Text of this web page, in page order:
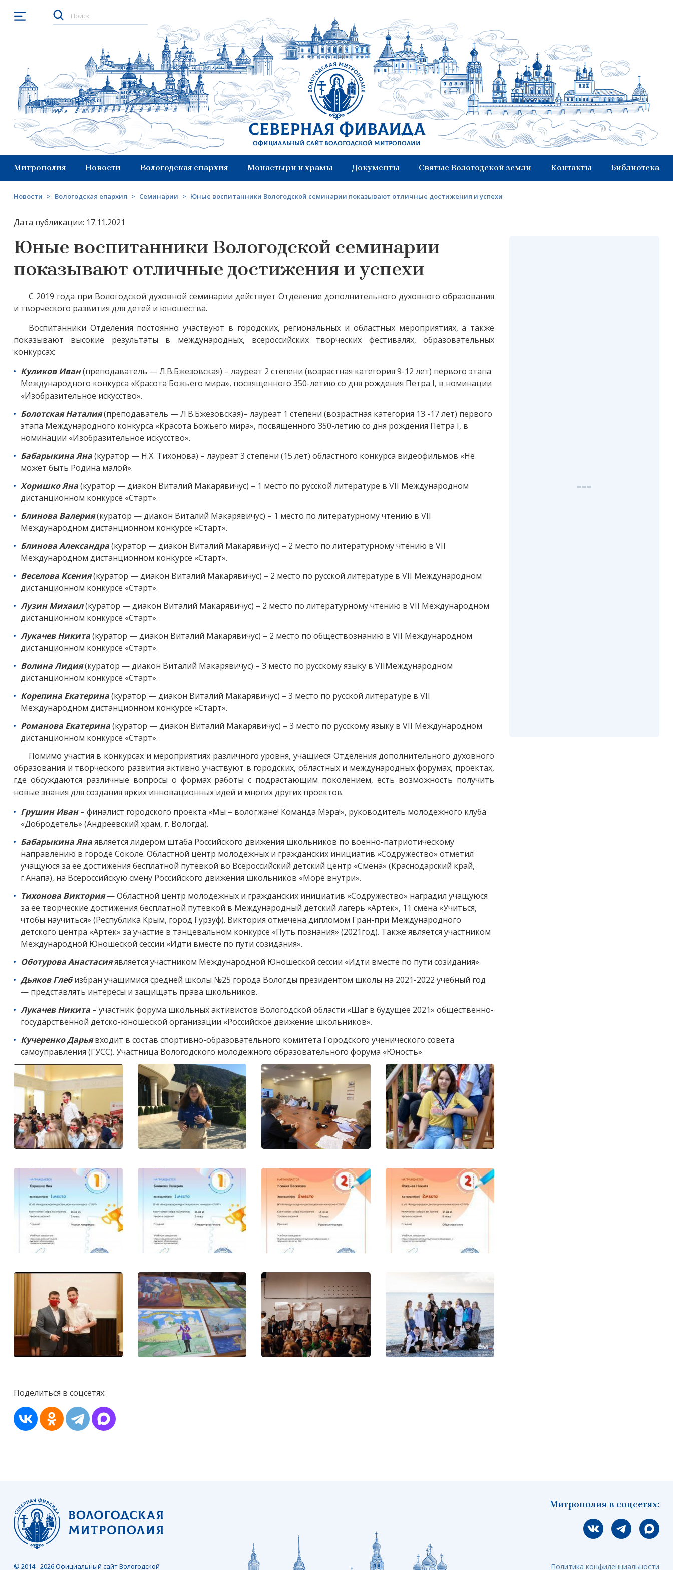
Открыть меню
Северная Фиваида
Официальный сайт Вологодской митрополии
Митрополия Новости Вологодская епархия Монастыри и храмы Документы Святые Вологодской земли Контакты Библиотека
Новости > Вологодская епархия > Семинарии > Юные воспитанники Вологодской семинарии показывают отличные достижения и успехи
Дата публикации: 17.11.2021
Юные воспитанники Вологодской семинарии
показывают отличные достижения и успехи
С 2019 года при Вологодской духовной семинарии действует Отделение дополнительного духовного образования
и творческого развития для детей и юношества.
Воспитанники Отделения постоянно участвуют в городских, региональных и областных мероприятиях, а также
показывают высокие результаты в международных, всероссийских творческих фестивалях, образовательных
конкурсах:
Куликов Иван(преподаватель — Л.В.Бжезовская) – лауреат 2 степени (возрастная категория 9-12 лет) первого этапа
Международного конкурса «Красота Божьего мира», посвященного 350-летию со дня рождения Петра I, в номинации
«Изобразительное искусство».
Болотская Наталия(преподаватель — Л.В.Бжезовская)– лауреат 1 степени (возрастная категория 13 -17 лет) первого
этапа Международного конкурса «Красота Божьего мира», посвященного 350-летию со дня рождения Петра I, в
номинации «Изобразительное искусство».
Бабарыкина Яна(куратор — Н.Х. Тихонова) – лауреат 3 степени (15 лет) областного конкурса видеофильмов «Не
может быть Родина малой».
Хоришко Яна(куратор — диакон Виталий Макарявичус) – 1 место по русской литературе в VII Международном
дистанционном конкурсе «Старт».
Блинова Валерия(куратор — диакон Виталий Макарявичус) – 1 место по литературному чтению в VII
Международном дистанционном конкурсе «Старт».
Блинова Александра(куратор — диакон Виталий Макарявичус) – 2 место по литературному чтению в VII
Международном дистанционном конкурсе «Старт».
Веселова Ксения(куратор — диакон Виталий Макарявичус) – 2 место по русской литературе в VII Международном
дистанционном конкурсе «Старт».
Лузин Михаил(куратор — диакон Виталий Макарявичус) – 2 место по литературному чтению в VII Международном
дистанционном конкурсе «Старт».
Лукачев Никита(куратор — диакон Виталий Макарявичус) – 2 место по обществознанию в VII Международном
дистанционном конкурсе «Старт».
Волина Лидия(куратор — диакон Виталий Макарявичус) – 3 место по русскому языку в VIIМеждународном
дистанционном конкурсе «Старт».
Корепина Екатерина(куратор — диакон Виталий Макарявичус) – 3 место по русской литературе в VII
Международном дистанционном конкурсе «Старт».
Романова Екатерина(куратор — диакон Виталий Макарявичус) – 3 место по русскому языку в VII Международном
дистанционном конкурсе «Старт».
Помимо участия в конкурсах и мероприятиях различного уровня, учащиеся Отделения дополнительного духовного
образования и творческого развития активно участвуют в городских, областных и международных форумах, проектах,
где обсуждаются различные вопросы о формах работы с подрастающим поколением, есть возможность получить
новые знания для создания ярких инновационных идей и многих других проектов.
Грушин Иван– финалист городского проекта «Мы – вологжане! Команда Мэра!», руководитель молодежного клуба
«Добродетель» (Андреевский храм, г. Вологда).
Бабарыкина Янаявляется лидером штаба Российского движения школьников по военно-патриотическому
направлению в городе Соколе. Областной центр молодежных и гражданских инициатив «Содружество» отметил
учащуюся за ее достижения бесплатной путевкой во Всероссийский детский центр «Смена» (Краснодарский край,
г.Анапа), на Всероссийскую смену Российского движения школьников «Море внутри».
Тихонова Виктория— Областной центр молодежных и гражданских инициатив «Содружество» наградил учащуюся
за ее творческие достижения бесплатной путевкой в Международный детский лагерь «Артек», 11 смена «Учиться,
чтобы научиться» (Республика Крым, город Гурзуф). Виктория отмечена дипломом Гран-при Международного
детского центра «Артек» за участие в танцевальном конкурсе «Путь познания» (2021год). Также является участником
Международной Юношеской сессии «Идти вместе по пути созидания».
Оботурова Анастасияявляется участником Международной Юношеской сессии «Идти вместе по пути созидания».
Дьяков Глебизбран учащимися средней школы №25 города Вологды президентом школы на 2021-2022 учебный год
— представлять интересы и защищать права школьников.
Лукачев Никита – участник форума школьных активистов Вологодской области «Шаг в будущее 2021» общественно-
государственной детско-юношеской организации «Российское движение школьников».
Кучеренко Дарьявходит в состав спортивно-образовательного комитета Городского ученического совета
самоуправления (ГУСС). Участница Вологодского молодежного образовательного форума «Юность».
Поделиться в соцсетях:
Митрополия в соцсетях:
Мы вконтакте
Мы в telegram
Мы в
© 2014 - 2026 Официальный сайт Вологодской Политика конфиденциальности